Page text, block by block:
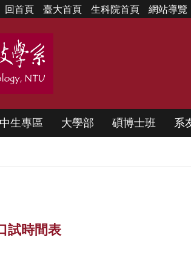
回首頁 臺大首頁 生科院首頁 網站導覽
生專區 大學部 碩博士班 系
試時間表